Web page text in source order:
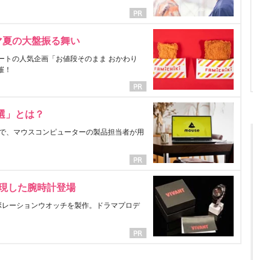
の大盤振る舞い
の人気企画「お値段そのまま おかわり
！
」とは？
、マウスコンピューターの製品担当者が用
した腕時計登場
ーションウオッチを製作。ドラマプロデ